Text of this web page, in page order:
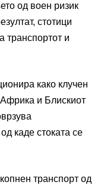
од воен ризик
стотици
транспортот и
како клучен
и Блискиот
каде стоката се
транспорт од